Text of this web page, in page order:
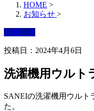
HOME >
お知らせ >
お知らせ
投稿日：2024年4月6日
洗濯機用ウルト
SANEIの洗濯機用ウルト
た。